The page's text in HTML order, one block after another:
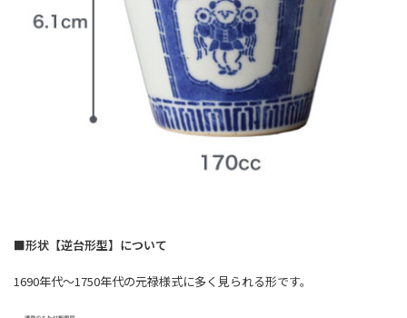
■形状【逆台形型】について
1690年代～1750年代の元禄様式に多く見られる形です。